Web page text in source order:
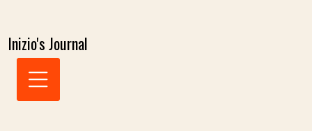
content
Inizio's Journal